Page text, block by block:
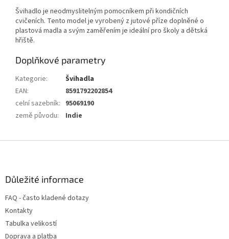
Švihadlo je neodmyslitelným pomocníkem při kondičních
cvičeních. Tento model je vyrobený z jutové příze doplněné o
plastová madla a svým zaměřením je ideální pro školy a dětská
hřiště.
Doplňkové parametry
Kategorie:
Švihadla
EAN:
8591792202854
celní sazebník: 95069190
země původu: Indie
Důležité informace
FAQ - často kladené dotazy
Kontakty
Tabulka velikostí
Doprava a platba